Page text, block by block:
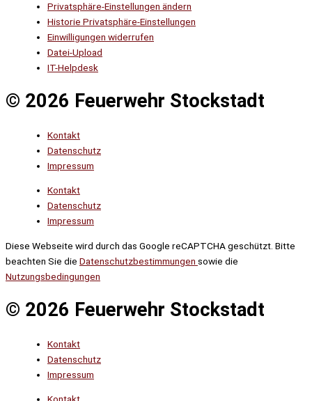
Privatsphäre-Einstellungen ändern
Historie Privatsphäre-Einstellungen
Einwilligungen widerrufen
Datei-Upload
IT-Helpdesk
© 2026 Feuerwehr Stockstadt
Kontakt
Datenschutz
Impressum
Kontakt
Datenschutz
Impressum
Diese Webseite wird durch das Google reCAPTCHA geschützt. Bitte
beachten Sie die Datenschutzbestimmungen sowie die
Nutzungsbedingungen
© 2026 Feuerwehr Stockstadt
Kontakt
Datenschutz
Impressum